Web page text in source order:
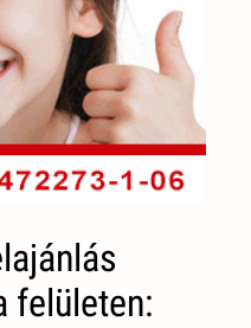
felületen: